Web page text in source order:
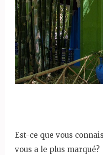
Est-ce que vous
vous a le plus marqué?